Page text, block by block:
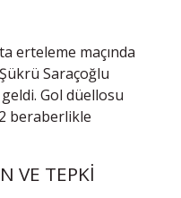
erteleme maçında
Saraçoğlu
geldi. Gol düellosu
beraberlikle
VE TEPKİ